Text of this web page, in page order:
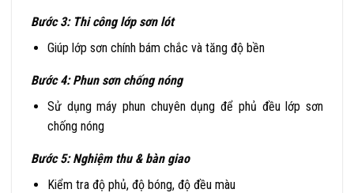
Bước 3: Thi công lớp sơn lót
Giúp lớp sơn chính bám chắc và tăng độ bền
Bước 4: Phun sơn chống nóng
Sử dụng máy phun chuyên dụng để phủ đều lớp sơn
chống nóng
Bước 5: Nghiệm thu & bàn giao
Kiểm tra độ phủ, độ bóng, độ đều màu